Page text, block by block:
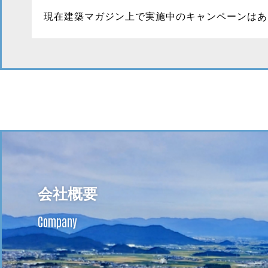
現在建築マガジン上で実施中のキャンペーンは
会社概要
Company